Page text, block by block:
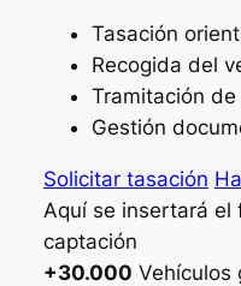
Tasación
Recogida del
Tramitación de
Gestión
Solicitar tasación
Aquí se insertará el
captación
+30.000 Vehículos